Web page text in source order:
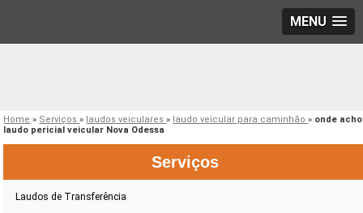
MENU
Home » Serviços» laudos veiculares» laudo veicular para caminhão» onde acho
laudo pericial veicular Nova Odessa
Serviços
Laudos de Transferência